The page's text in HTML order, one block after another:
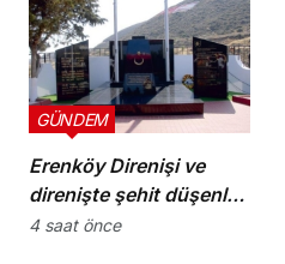
Erenköy Direnişi ve
direnişte şehit düşenler
cumartesi günü
GÜNDEM
4 saat önce